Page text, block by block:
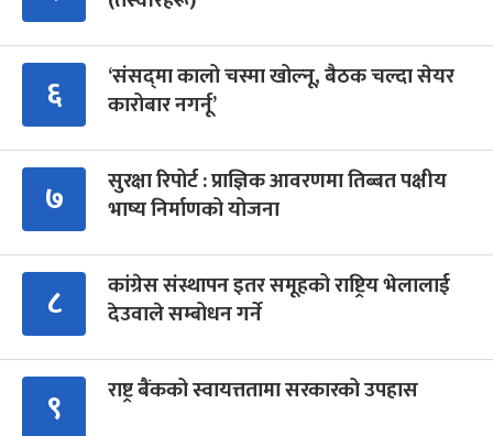
६
‘संसद्‍मा कालो चस्मा खोल्नू, बैठक चल्दा सेयर
कारोबार नगर्नू’
७
सुरक्षा रिपोर्ट : प्राज्ञिक आवरणमा तिब्बत पक्षीय
भाष्य निर्माणको योजना
८
कांग्रेस संस्थापन इतर समूहको राष्ट्रिय भेलालाई
देउवाले सम्बोधन गर्ने
९ राष्ट्र बैंकको स्वायत्ततामा सरकारको उपहास